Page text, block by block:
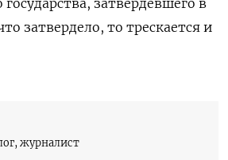
государства, затвердевшего в
затвердело, то трескается и
журналист